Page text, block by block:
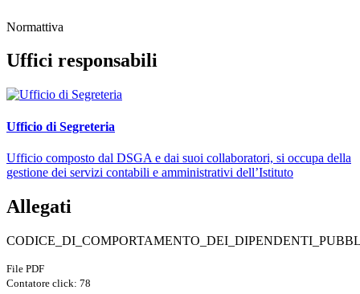
Normattiva
Uffici responsabili
Ufficio di Segreteria
Ufficio composto dal DSGA e dai suoi collaboratori, si occupa della
gestione dei servizi contabili e amministrativi dell’Istituto
Allegati
File PDF
Contatore click: 78